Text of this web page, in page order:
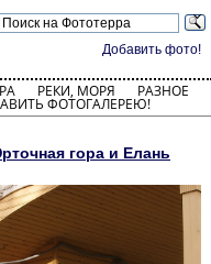
Добавить фото!
РЕКИ, МОРЯ РАЗНОЕ
ФОТОГАЛЕРЕЮ!
гора и Елань